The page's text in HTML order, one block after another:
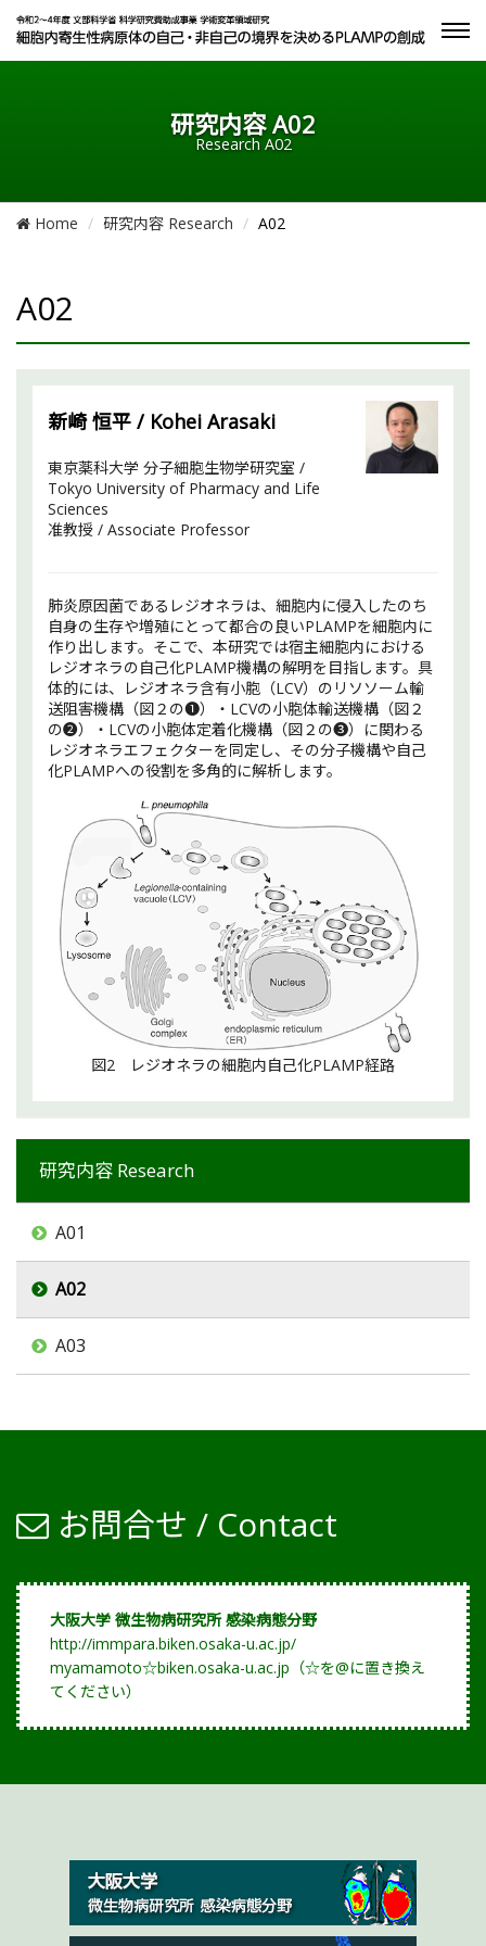
研究内容 A02
Research A02
Home 研究内容 Research A02
A02
新崎 恒平 / Kohei Arasaki
東京薬科大学 分子細胞生物学研究室 /
Tokyo University of Pharmacy and Life
Sciences
准教授 / Associate Professor
肺炎原因菌であるレジオネラは、細胞内に侵入したのち
自身の生存や増殖にとって都合の良いPLAMPを細胞内に
作り出します。そこで、本研究では宿主細胞内における
レジオネラの自己化PLAMP機構の解明を目指します。具
体的には、レジオネラ含有小胞（LCV）のリソソーム輸
送阻害機構（図２の❶）・LCVの小胞体輸送機構（図２
の❷）・LCVの小胞体定着化機構（図２の❸）に関わる
レジオネラエフェクターを同定し、その分子機構や自己
化PLAMPへの役割を多角的に解析します。
図2 レジオネラの細胞内自己化PLAMP経路
研究内容 Research
A01
A02
A03
お問合せ / Contact
大阪大学 微生物病研究所 感染病態分野
http://immpara.biken.osaka-u.ac.jp/
myamamoto☆biken.osaka-u.ac.jp（☆を@に置き換え
てください）